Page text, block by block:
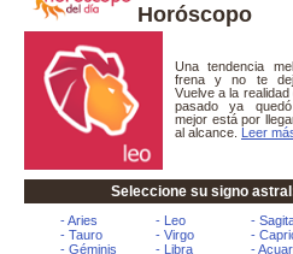
Horóscopo